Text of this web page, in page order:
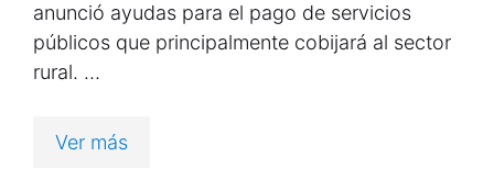
anunció ayudas para el pago de servicios
públicos que principalmente cobijará al sector
rural. …
Ver más